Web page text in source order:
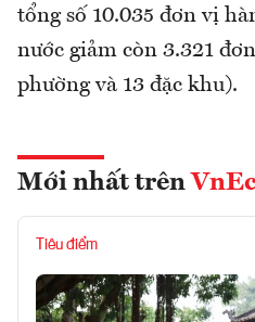
tổng số 10.035 đơn vị
nước giảm còn 3.321
phường và 13 đặc khu).
Mới nhất trên
Tiêu điểm